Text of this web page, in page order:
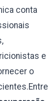
conta
e
o